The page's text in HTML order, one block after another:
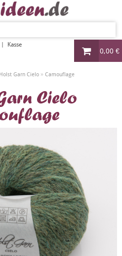
0,00 €
Kasse
Holst Garn Cielo» Camouflage
Cielo